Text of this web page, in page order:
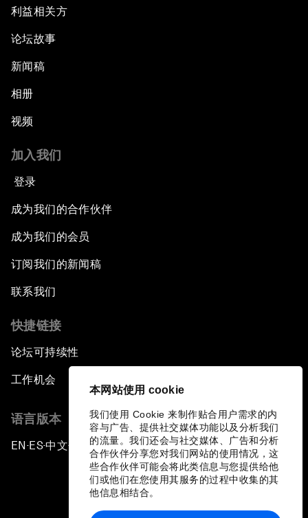
本网站使用 cookie
我们使用 Cookie 来制作贴合用户需求的内
容与广告、提供社交媒体功能以及分析我们
的流量。我们还会与社交媒体、广告和分析
合作伙伴分享您对我们网站的使用情况，这
些合作伙伴可能会将此类信息与您提供给他
们或他们在您使用其服务的过程中收集的其
他信息相结合。
利益相关方
论坛故事
新闻稿
相册
视频
加入我们
登录
成为我们的合作伙伴
成为我们的会员
订阅我们的新闻稿
联系我们
快捷链接
论坛可持续性
工作机会
语言版本
EN ▪ES▪中文▪ 日本語